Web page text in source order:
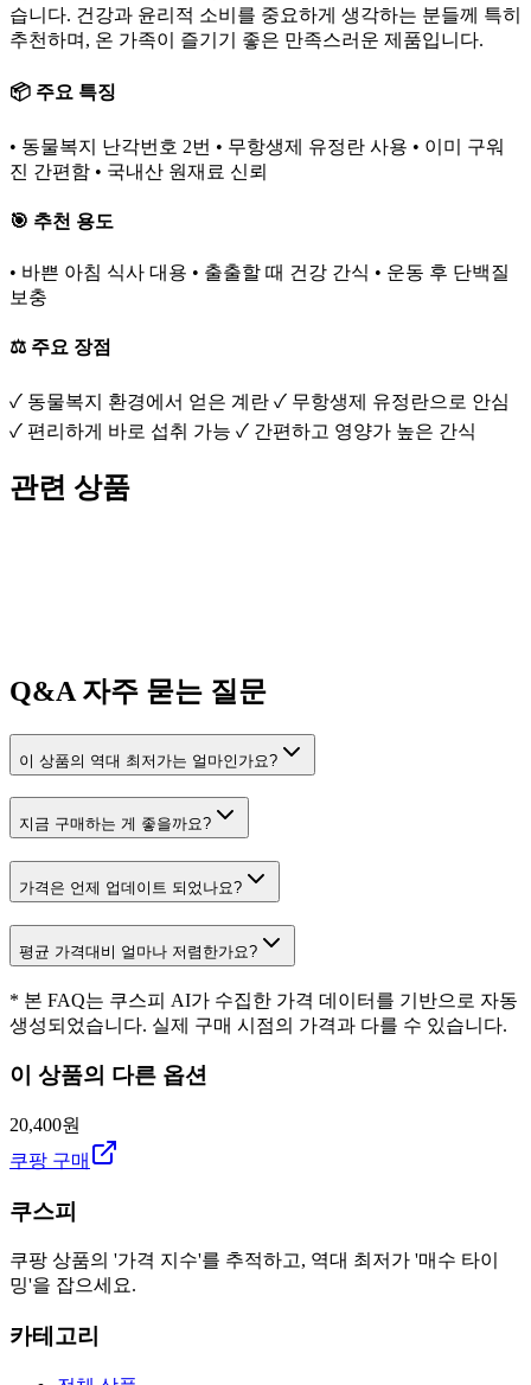
습니다. 건강과 윤리적 소비를 중요하게 생각하는 분들께 특히
추천하며, 온 가족이 즐기기 좋은 만족스러운 제품입니다.
📦 주요 특징
• 동물복지 난각번호 2번 • 무항생제 유정란 사용 • 이미 구워
진 간편함 • 국내산 원재료 신뢰
🎯 추천 용도
• 바쁜 아침 식사 대용 • 출출할 때 건강 간식 • 운동 후 단백질
보충
⚖️ 주요 장점
✓ 동물복지 환경에서 얻은 계란 ✓ 무항생제 유정란으로 안심
✓ 편리하게 바로 섭취 가능 ✓ 간편하고 영양가 높은 간식
관련 상품
Q&A 자주 묻는 질문
이 상품의 역대 최저가는 얼마인가요?
지금 구매하는 게 좋을까요?
가격은 언제 업데이트 되었나요?
평균 가격대비 얼마나 저렴한가요?
* 본 FAQ는 쿠스피 AI가 수집한 가격 데이터를 기반으로 자동
생성되었습니다. 실제 구매 시점의 가격과 다를 수 있습니다.
이 상품의 다른 옵션
20,400원
쿠팡 구매
쿠스피
쿠팡 상품의 '가격 지수'를 추적하고, 역대 최저가 '매수 타이
밍'을 잡으세요.
카테고리